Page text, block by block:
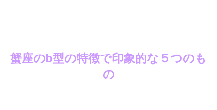
蟹座のb型の特徴で印象的な５つのも
の